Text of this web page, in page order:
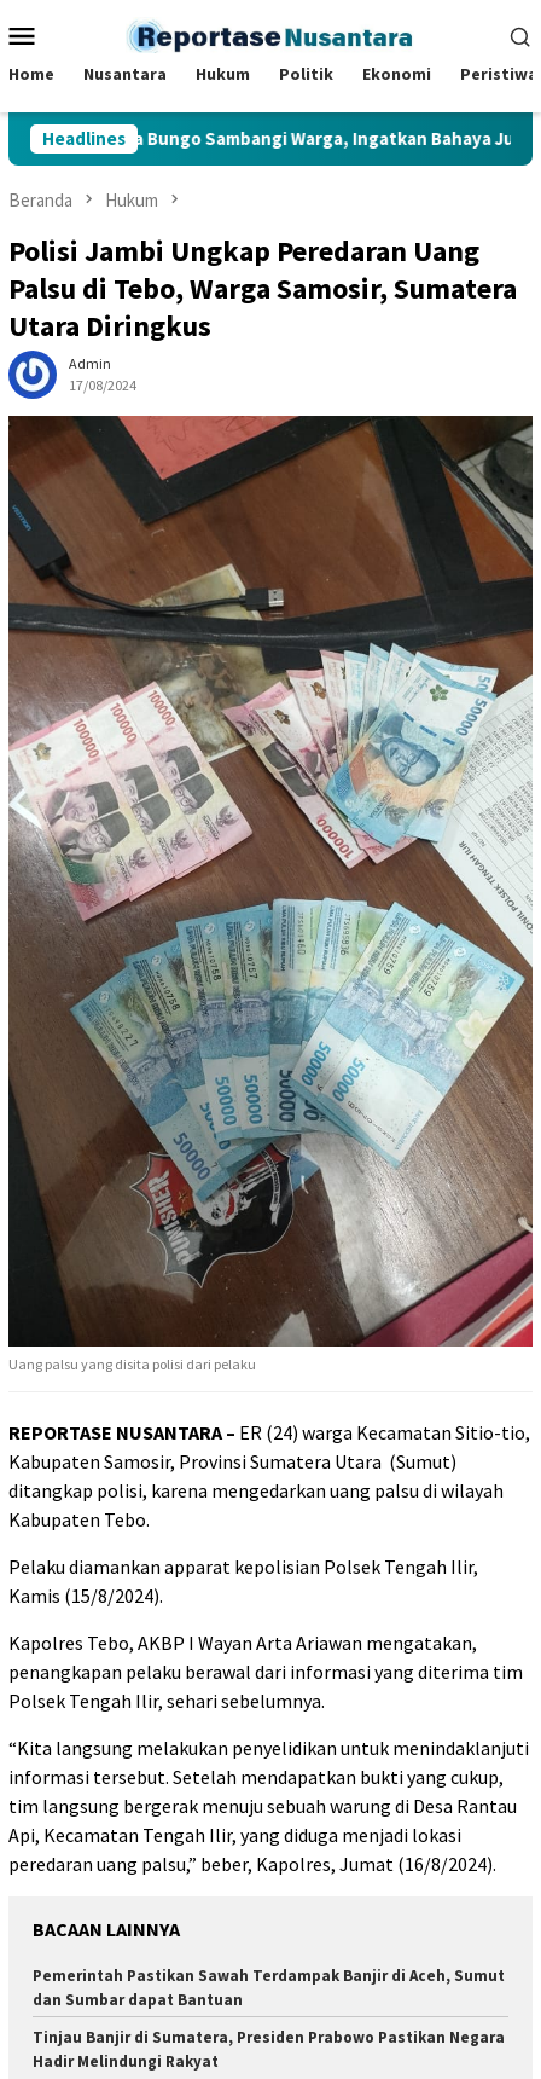
ke
Mobile
Home Nusantara Hukum Politik Ekonomi Peristiwa
Headlines
Bungo Sambangi Warga, Ingatkan Bahaya Judi Online
Beranda Hukum
Polisi Jambi Ungkap Peredaran Uang
Palsu di Tebo, Warga Samosir, Sumatera
Utara Diringkus
Admin
17/08/2024
Uang palsu yang disita polisi dari pelaku
REPORTASE NUSANTARA – ER (24) warga Kecamatan Sitio-tio,
Kabupaten Samosir, Provinsi Sumatera Utara (Sumut)
ditangkap polisi, karena mengedarkan uang palsu di wilayah
Kabupaten Tebo.
Pelaku diamankan apparat kepolisian Polsek Tengah Ilir,
Kamis (15/8/2024).
Kapolres Tebo, AKBP I Wayan Arta Ariawan mengatakan,
penangkapan pelaku berawal dari informasi yang diterima tim
Polsek Tengah Ilir, sehari sebelumnya.
“Kita langsung melakukan penyelidikan untuk menindaklanjuti
informasi tersebut. Setelah mendapatkan bukti yang cukup,
tim langsung bergerak menuju sebuah warung di Desa Rantau
Api, Kecamatan Tengah Ilir, yang diduga menjadi lokasi
peredaran uang palsu,” beber, Kapolres, Jumat (16/8/2024).
BACAAN LAINNYA
Pemerintah Pastikan Sawah Terdampak Banjir di Aceh, Sumut
dan Sumbar dapat Bantuan
Tinjau Banjir di Sumatera, Presiden Prabowo Pastikan Negara
Hadir Melindungi Rakyat